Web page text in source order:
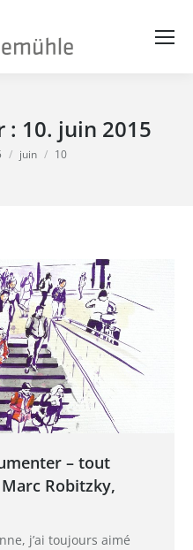
: 10. juin 2015
juin 10
– tout
Robitzky,
j’ai toujours aimé